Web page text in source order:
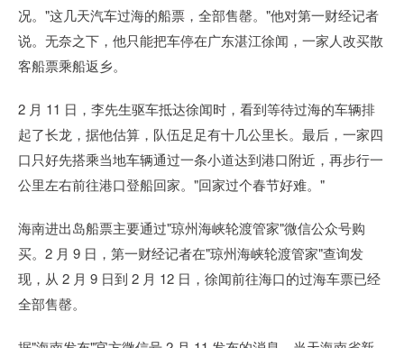
况。"这几天汽车过海的船票，全部售罄。"他对第一财经记者
说。无奈之下，他只能把车停在广东湛江徐闻，一家人改买散
客船票乘船返乡。
2 月 11 日，李先生驱车抵达徐闻时，看到等待过海的车辆排
起了长龙，据他估算，队伍足足有十几公里长。最后，一家四
口只好先搭乘当地车辆通过一条小道达到港口附近，再步行一
公里左右前往港口登船回家。"回家过个春节好难。"
海南进出岛船票主要通过"琼州海峡轮渡管家"微信公众号购
买。2 月 9 日，第一财经记者在"琼州海峡轮渡管家"查询发
现，从 2 月 9 日到 2 月 12 日，徐闻前往海口的过海车票已经
全部售罄。